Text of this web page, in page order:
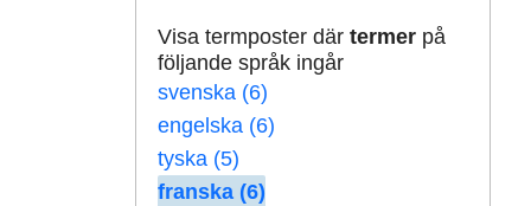
Visa termposter där termerpå
följande språk ingår
svenska (6)
engelska (6)
tyska (5)
franska (6)